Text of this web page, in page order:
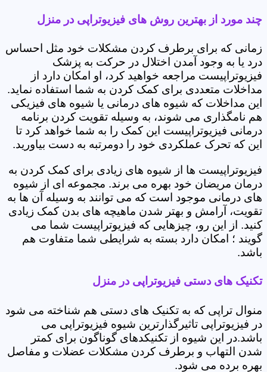
چند مورد از بهترین روش های فیزیوتراپی در منزل
زمانی که برای برطرف کردن مشکلات خود مثل احساس
درد یا به وجود آمدن اختلال در حرکت به پزشک
فیزیوتراپیست مراجعه خواهید کرد، او امکان دارد از
مداخلات متعددی برای کمک کردن به شما استفاده نماید.
این مداخلات که شیوه های درمانی یا شیوه های فیزیکی
هم نامگذاری می شوند، به وسیله تقویت کردن برنامه
درمانی فیزیوتراپیست این کمک را به شما خواهد کرد تا
این که تحرک عملکردی خود را دومرتبه به دست بیاورید.
فیزیوتراپیست ها از شیوه های زیادی برای کمک کردن به
درمان مریضان خود بهره می برند. مجموعه ای از شیوه
های درمانی موجود است که می توانند به وسیله آن ها به
تقویت، آرامش و بهتر شدن ماهیچه های بدن کمک زیادی
کنید. از این رو، چیزهایی که فیزیوتراپیست شما می
گویند ؛ امکان دارد بسته به شرایطی شما متفاوت هم
باشد.
تکنیک های دستی فیزیوتراپی در منزل
منوال تراپی که به تکنیک های دستی هم شناخته می شود
در فیزیوتراپی تاثیرگذارترین شیوه فیزیوتراپی می
باشد.در این شیوه از تکنیکدهای گوناگون برای کمتر
شدن التهاب و برطرف کردن مشکلات عضلات و مفاصل
بهره برده می شود.